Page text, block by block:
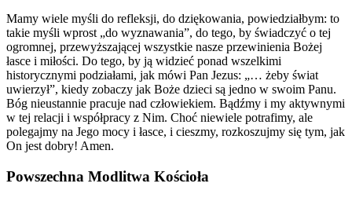
Mamy wiele myśli do refleksji, do dziękowania, powiedziałbym: to
takie myśli wprost „do wyznawania”, do tego, by świadczyć o tej
ogromnej, przewyższającej wszystkie nasze przewinienia Bożej
łasce i miłości. Do tego, by ją widzieć ponad wszelkimi
historycznymi podziałami, jak mówi Pan Jezus: „… żeby świat
uwierzył”, kiedy zobaczy jak Boże dzieci są jedno w swoim Panu.
Bóg nieustannie pracuje nad człowiekiem. Bądźmy i my aktywnymi
w tej relacji i współpracy z Nim. Choć niewiele potrafimy, ale
polegajmy na Jego mocy i łasce, i cieszmy, rozkoszujmy się tym, jak
On jest dobry! Amen.
Powszechna Modlitwa Kościoła